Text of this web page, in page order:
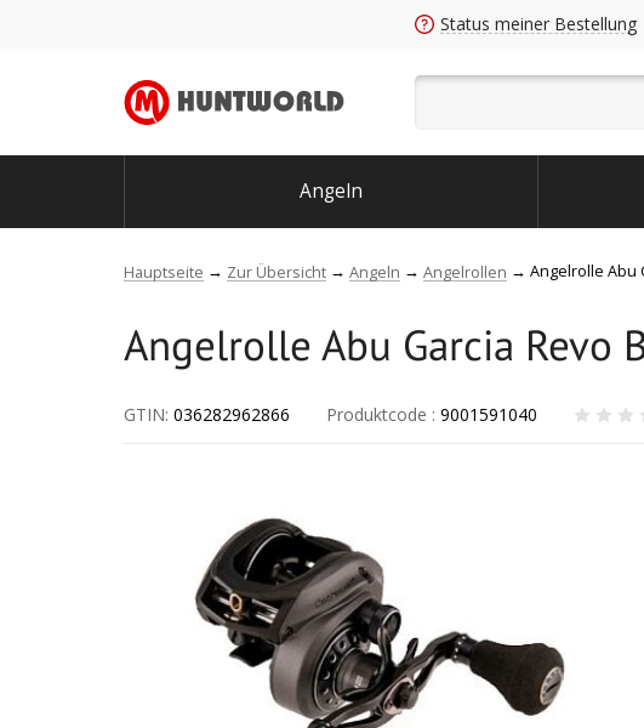
Status meiner Bestellung
Angeln
Hauptseite Zur Übersicht Angeln Angelrollen Angelrolle Abu
Angelrolle Abu Garcia Revo
GTIN: 036282962866 Produktcode : 9001591040